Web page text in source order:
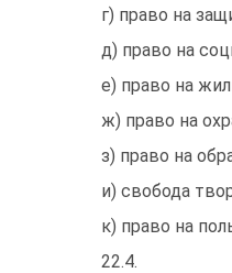
г) право на
д) право на
е) право на
ж) право на
з) право на
и) свобода
к) право на
22.4.